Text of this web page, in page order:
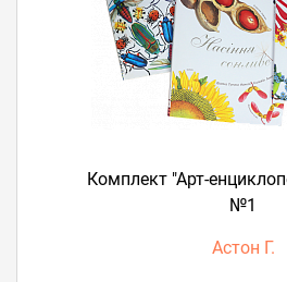
Комплект "Арт-
№1
Астон Г.